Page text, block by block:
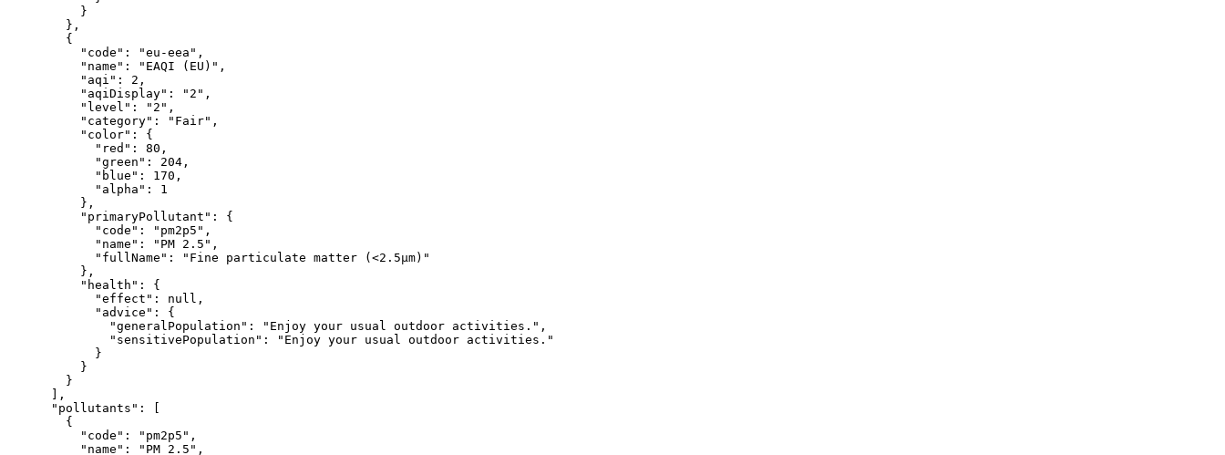
}
},
{
"code" : "eu-eea" ,
"name" : "EAQI (EU)" ,
"aqi" : 2 ,
"aqiDisplay" : "2" ,
"level" : "2" ,
"category" : "Fair" ,
"color" :
{
"red" : 80 ,
"green" : 204 ,
"blue" : 170 ,
"alpha" :
1
},
"primaryPollutant" :
{
"code" : "pm2p5" ,
"name" : "PM 2.5" ,
"fullName" :
"Fine particulate matter (<2.5µm)"
},
"health" :
{
"effect" : null ,
"advice" :
{
"generalPopulation" : "Enjoy your usual outdoor activities." ,
"sensitivePopulation" :
"Enjoy your usual outdoor activities."
}
}
}
],
"pollutants" :
[
{
"code" : "pm2p5" ,
"name" : "PM 2.5" ,